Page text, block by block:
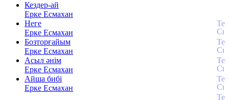
Кездер-ай
Ерке Есмахан
Неге
Ерке Есмахан
Бозторғайым
Ерке Есмахан
Асыл әнiм
Ерке Есмахан
Айша бибі
Ерке Есмахан